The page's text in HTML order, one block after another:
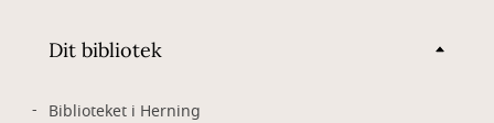
Dit bibliotek
Biblioteket i Herning